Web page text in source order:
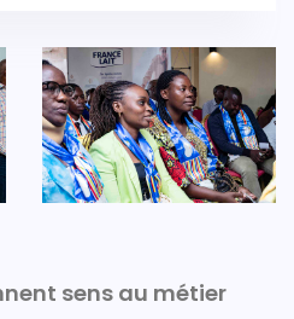
sens au métier